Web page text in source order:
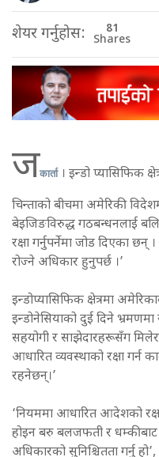
शेयर गर्नुहोस: 81
Shares
जकार्ता । इन्डो प्यासिफिक
चिन्ताको बीचमा अमेरिकी
बेइजिङविरुद्ध गठबन्धनलाई
रक्षा गर्नुपर्नेमा जोड दिएका
रोज्ने अधिकार हुनुपर्छ ।’
इन्डोप्यासिफिक क्षेत्रमा
इन्डोनेसियाको दुई दिने
सहयोगी र साझेदारहरूसँग
आधारित व्यवस्थाको रक्षा गर्न
रहनेछन्।’
‘नियममा आधारित आदेशको
होइन बरु बलजफती र
अधिकारको सुनिश्चितता गर्नु